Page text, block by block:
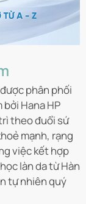
phân phối
Hana HP
theo đuổi sứ
mạnh, rạng
việc kết hợp
làn da từ Hàn
tự nhiên quý